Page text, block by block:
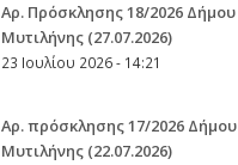
Aρ. Πρόσκλησης 18/2026 Δήμου
Μυτιλήνης (27.07.2026)
23 Ιουλίου 2026 - 14:21
Αρ. πρόσκλησης 17/2026 Δήμου
Μυτιλήνης (22.07.2026)